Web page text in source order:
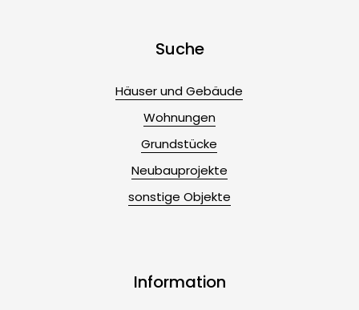
Suche
Häuser und Gebäude
Wohnungen
Grundstücke
Neubauprojekte
sonstige Objekte
Information